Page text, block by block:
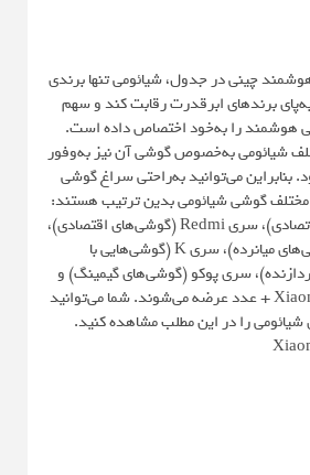
چینی در جدول، شیائومی تنها برندی
برندهای ابرقدرت رقابت کند و سهم
هوشمند را به‌خود اختصاص داده است.
شیائومی به‌خصوص گوشی آن نیز به‌وفور
بنابراین می‌توانید به‌راحتی سراغ گوشی
گوشی شیائومی بدین ترتیب هستند:
سری A (گوشی‌های فوق اتصادی)، سری Redmi (گوشی‌های اقتصادی)،
سری Redmi Note (گوشی‌های میانرده)، سری K (گوشی‌هایی با
سری پوکو (گوشی‌های گیمینگ) و
سری پرچمدار که با نام Xiaomi + عدد عرضه می‌شوند. شما می‌توانید
را در این مطلب مشاهده کنید.